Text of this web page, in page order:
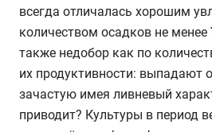
всегда отличалась хорошим
количеством осадков не менее
также недобор как по
их продуктивности: выпадают
зачастую имея ливневый
приводит? Культуры в период